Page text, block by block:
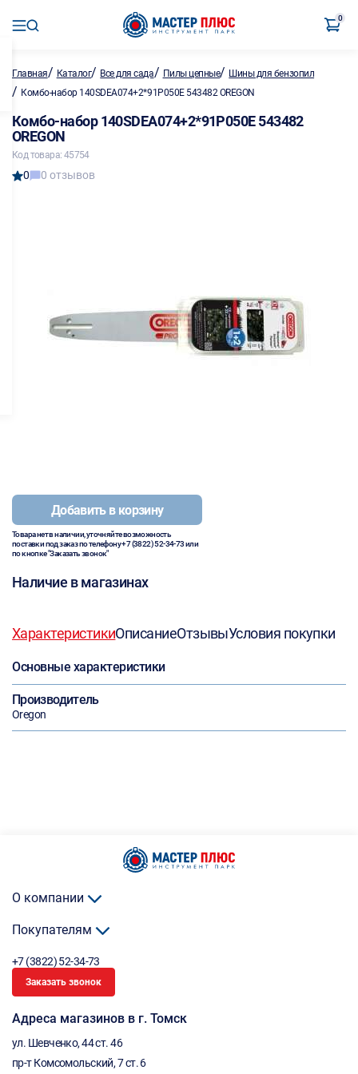
0
Главная/ Каталог/ Все для сада/ Пилы цепные/ Шины для бензопил
/ Комбо-набор 140SDEA074+2*91P050E 543482 OREGON
Комбо-набор 140SDEA074+2*91P050E 543482
OREGON
Код товара: 45754
0 0 отзывов
Добавить в корзину
Товара нет в наличии, уточняйте возможность
поставки под заказ по телефону+7 (3822) 52-34-73или
по кнопке "Заказать звонок"
Наличие в магазинах
ХарактеристикиОписаниеОтзывыУсловия покупки
Основные характеристики
Производитель
Oregon
О компании
Покупателям
+7 (3822) 52-34-73
Заказать звонок
Адреса магазинов в г. Томск
ул. Шевченко, 44 ст. 46
пр-т Комсомольский, 7 ст. 6